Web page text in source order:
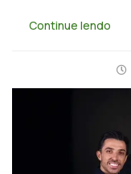
Continue lendo